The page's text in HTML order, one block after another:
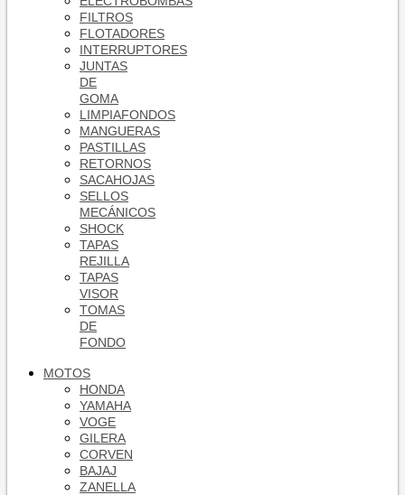
FILTROS
FLOTADORES
INTERRUPTORES
JUNTAS
DE
GOMA
LIMPIAFONDOS
MANGUERAS
PASTILLAS
RETORNOS
SACAHOJAS
SELLOS
MECÁNICOS
SHOCK
TAPAS
REJILLA
TAPAS
VISOR
TOMAS
DE
FONDO
MOTOS
HONDA
YAMAHA
VOGE
GILERA
CORVEN
BAJAJ
ZANELLA